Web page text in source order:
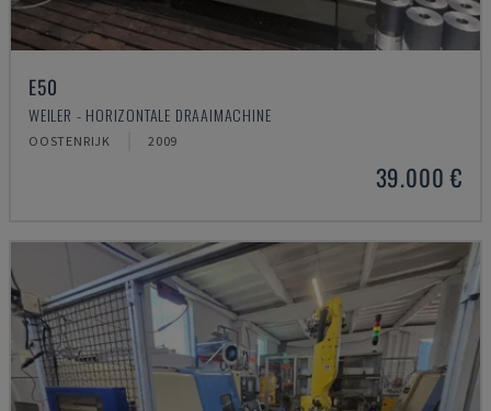
E50
WEILER - HORIZONTALE DRAAIMACHINE
OOSTENRIJK 2009
39.000 €